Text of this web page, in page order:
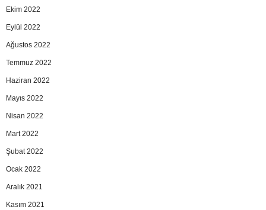
Ekim 2022
Eylül 2022
Ağustos 2022
Temmuz 2022
Haziran 2022
Mayıs 2022
Nisan 2022
Mart 2022
Şubat 2022
Ocak 2022
Aralık 2021
Kasım 2021